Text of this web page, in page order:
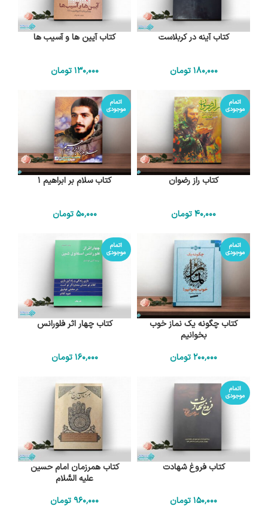
کتاب آینه در کربلاست
180٬000 تومان
کتاب آیین ها و آسیب ها
130٬000 تومان
اتمام
موجودی
کتاب راز رضوان
40٬000تومان
اتمام
موجودی
کتاب سلام بر ابراهیم 1
50٬000 تومان
اتمام
موجودی
کتاب چگونه یک نماز خوب
بخوانیم
200٬000تومان
اتمام
موجودی
کتاب چهار اثر فلورانس
160٬000 تومان
اتمام
موجودی
کتاب فروغ شهادت
150٬000تومان
کتاب همرزمان امام حسین
علیه السَّلام
960٬000تومان